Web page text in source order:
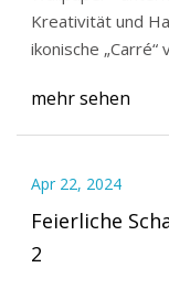
Kreativität und
ikonische „Carré“
mehr sehen
Apr 22, 2024
Feierliche
2